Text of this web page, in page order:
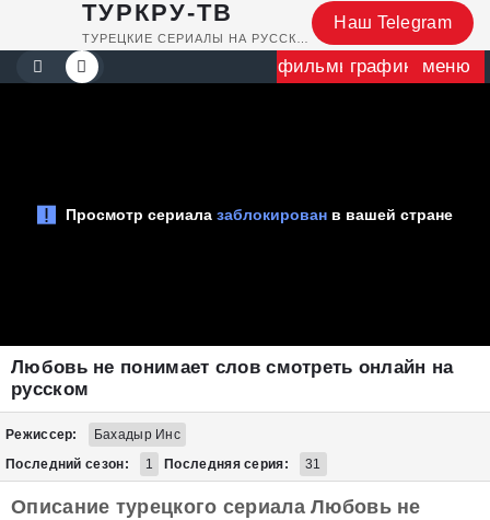
ТУРКРУ-ТВ Наш Telegram
фильмыграфик меню
Любовь не понимает слов смотреть онлайн на
русском
Режиссер:
Бахадыр Инс
Последний сезон:
1 Последняя серия: 31
Описание турецкого сериала Любовь не